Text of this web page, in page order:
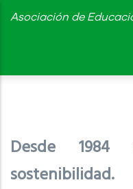
Skip
content
Asociación de
Desde
sostenibilidad.